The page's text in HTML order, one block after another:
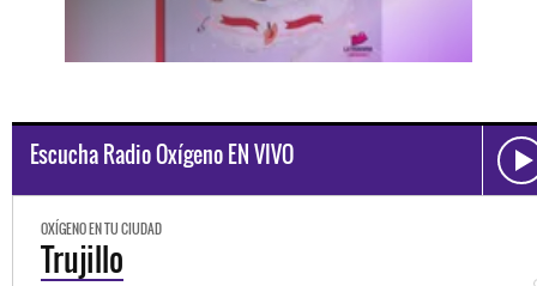
Escucha Radio Oxígeno EN VIVO
OXÍGENO EN TU CIUDAD
Trujillo